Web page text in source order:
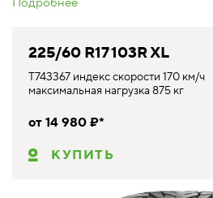
225/60 R17 103R XL
T743367 индекс скорости 170 км/ч
максимальная нагрузка 875 кг
от 14 980 ₽*
КУПИТЬ